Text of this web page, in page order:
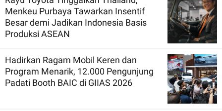
Menkeu Purbaya Tawarkan Insentif
Besar demi Jadikan Indonesia Basis
Produksi ASEAN
Hadirkan Ragam Mobil Keren dan
Program Menarik, 12.000 Pengunjung
Padati Booth BAIC di GIIAS 2026